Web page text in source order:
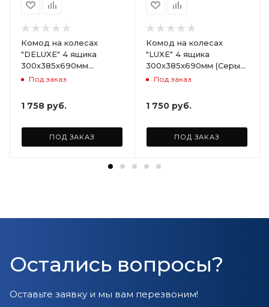
Комод на колесах
"DELUXE" 4 ящика
300х385х690мм
(Светло-бежевый)
Под заказ
1 758 руб.
ПОД ЗАКАЗ
Комод на колесах
"LUXE" 4 ящика
300х385х690мм (Серый)
ARD258086
Под заказ
1 750 руб.
ПОД ЗАКАЗ
Остались вопросы?
Оставьте заявку и мы вам перезвоним!